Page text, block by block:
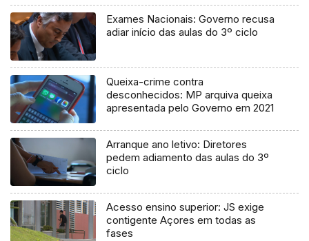
Exames Nacionais: Governo recusa
adiar início das aulas do 3º ciclo
Queixa-crime contra
desconhecidos: MP arquiva queixa
apresentada pelo Governo em 2021
Arranque ano letivo: Diretores
pedem adiamento das aulas do 3º
ciclo
Acesso ensino superior: JS exige
contigente Açores em todas as
fases